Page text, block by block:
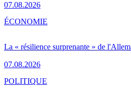
07.08.2026
La « résilience surprenante » de
07.08.2026
ÉCONOMIE
POLITIQUE